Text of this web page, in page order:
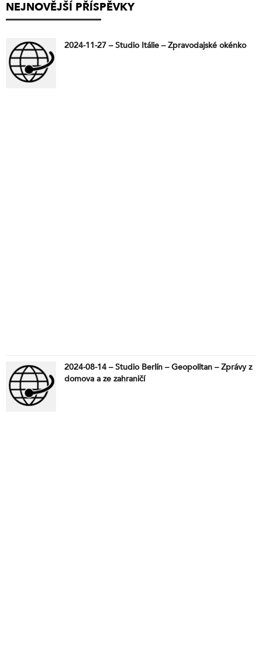
NEJNOVĚJŠÍ PŘÍSPĚVKY
2024-11-27 – Studio Itálie – Zpravodajské okénko
2024-08-14 – Studio Berlín – Geopolitan – Zprávy z
domova a ze zahraničí